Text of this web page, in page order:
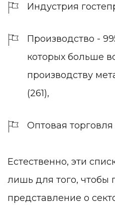
Индустрия
Производство -
которых больше
производству
(261),
Оптовая торговля
Естественно, эти
лишь для того, чтобы
представление о